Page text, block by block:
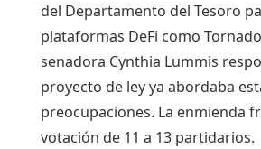
del Departamento del Tesoro
plataformas DeFi como
senadora Cynthia Lummis
proyecto de ley ya abordaba
preocupaciones. La enmienda
votación de 11 a 13 partidarios.